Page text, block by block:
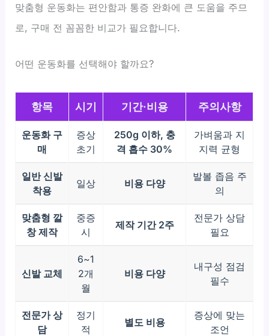
맞춤형 운동화는 편안함과 통증 완화에 큰 도움을 주므
로, 구매 전 꼼꼼한 비교가 필요합니다.
어떤 운동화를 선택해야 할까요?
항목 시기 기간·비용 주의사항
운동화 구
매
증상
초기
250g 이하, 충
격 흡수 30%
가벼움과 지
지력 균형
일반 신발
착용
일상 비용 다양
발볼 좁음 주
의
맞춤형 깔
창 제작
중증
시
제작 기간 2주
전문가 상담
필요
신발 교체
6~1
2개
월
비용 다양
내구성 점검
필수
전문가 상
담
정기
적
별도 비용
증상에 맞는
조언